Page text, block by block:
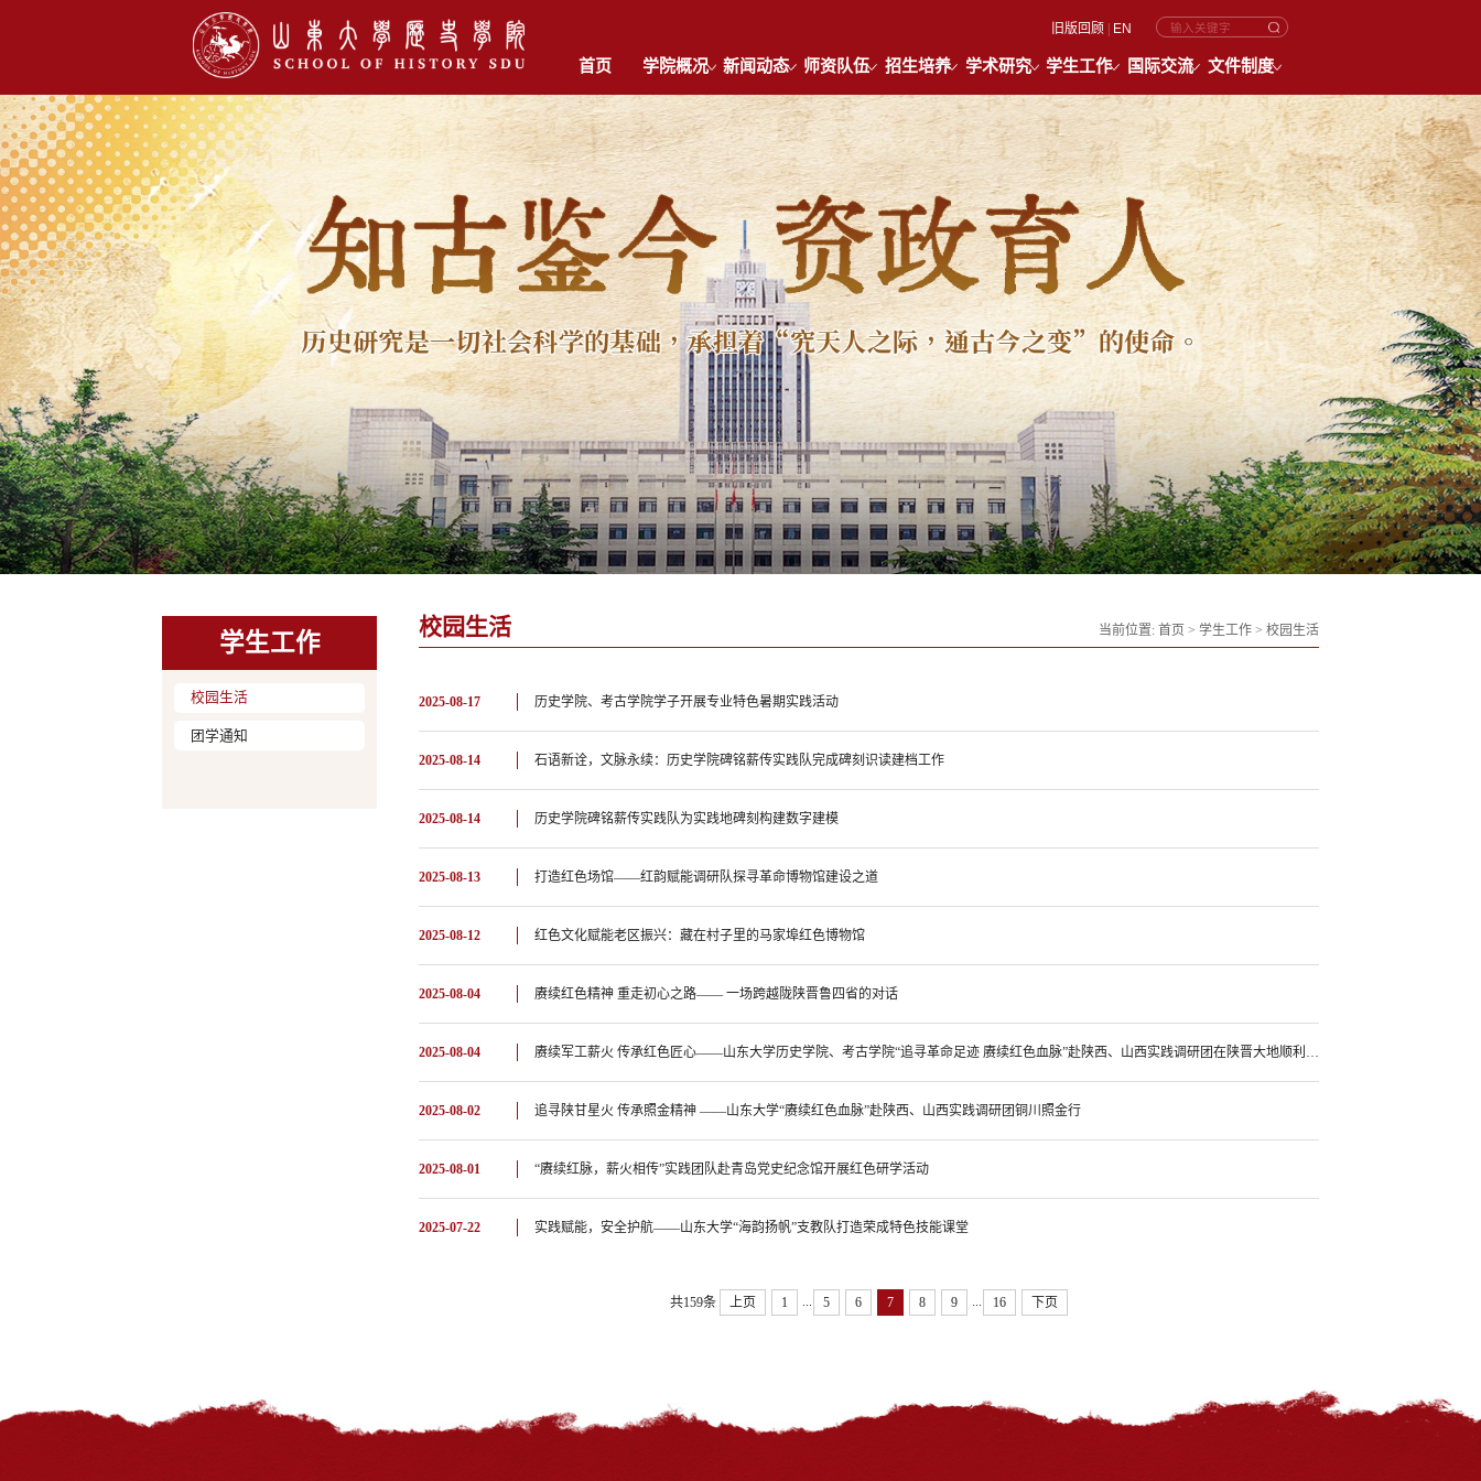
旧版回顾 | EN
首页 学院概况 新闻动态 师资队伍 招生培养 学术研究 学生工作 国际交流 文件制度
学生工作
校园生活
团学通知
当前位置: 首页 > 学生工作 > 校园生活
校园生活
2025-08-17 历史学院、考古学院学子开展专业特色暑期实践活动
2025-08-14 石语新诠，文脉永续：历史学院碑铭薪传实践队完成碑刻识读建档工作
2025-08-14 历史学院碑铭薪传实践队为实践地碑刻构建数字建模
2025-08-13 打造红色场馆——红韵赋能调研队探寻革命博物馆建设之道
2025-08-12 红色文化赋能老区振兴：藏在村子里的马家埠红色博物馆
2025-08-04 赓续红色精神 重走初心之路—— 一场跨越陇陕晋鲁四省的对话
2025-08-04
2025-08-02 追寻陕甘星火 传承照金精神 ——山东大学“赓续红色血脉”赴陕西、山西实践调研团铜川照金行
2025-08-01 “赓续红脉，薪火相传”实践团队赴青岛党史纪念馆开展红色研学活动
2025-07-22 实践赋能，安全护航——山东大学“海韵扬帆”支教队打造荣成特色技能课堂
共159条 上页 1 5 6 7 8 9 16 下页